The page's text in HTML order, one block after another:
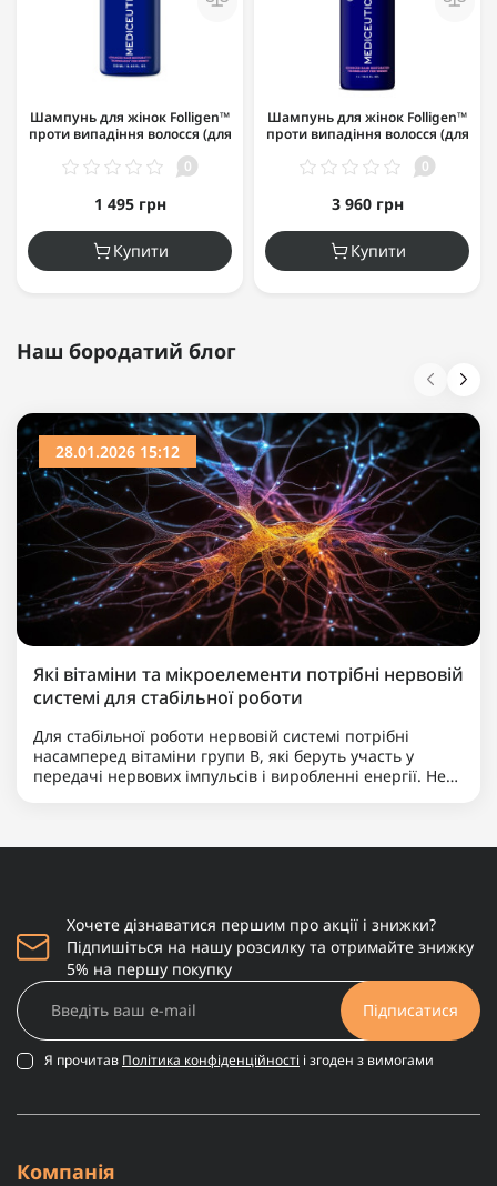
Шампунь для жінок Folligen™
проти випадіння волосся (для
голови) 250мл 0
1 495 грн
Купити
Шампунь для жінок Folligen™
проти випадіння волосся (для
голови) 1000мл 0
3 960 грн
Купити
Наш бородатий блог
28.01.2026 15:12
Які вітаміни та мікроелементи потрібні нервовій
системі для стабільної роботи
Для стабільної роботи нервовій системі потрібні
насамперед вітаміни групи B, які беруть участь у
передачі нервових імпульсів і виробленні енергії. Не
Хочете дізнаватися першим про акції і знижки?
Підпишіться на нашу розсилку та отримайте знижку
5% на першу покупку
Підписатися
Я прочитав Політика конфіденційності і згоден з вимогами
Компанія